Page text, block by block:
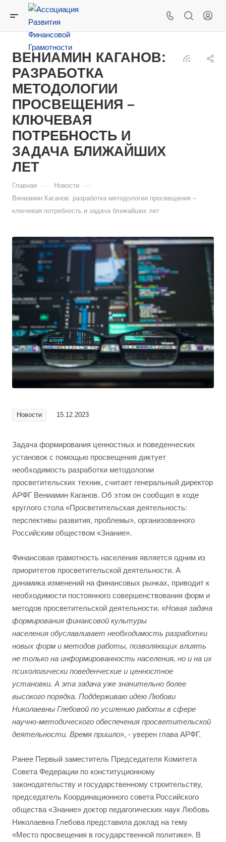
ВЕНИАМИН КАГАНОВ:
РАЗРАБОТКА
МЕТОДОЛОГИИ
ПРОСВЕЩЕНИЯ –
КЛЮЧЕВАЯ
ПОТРЕБНОСТЬ И
ЗАДАЧА БЛИЖАЙШИХ
ЛЕТ
Главная — Новости —
Вениамин Каганов: разработка методологии просвещения –
ключевая потребность и задача ближайших лет
Новости 15.12.2023
Задача формирования ценностных и поведенческих
установок с помощью просвещения диктует
необходимость разработки методологии
просветительских техник, считает генеральный директор
АРФГ Вениамин Каганов. Об этом он сообщил в ходе
круглого стола «Просветительская деятельность:
перспективы развития, проблемы», организованного
Российским обществом «Знание».
Финансовая грамотность населения является одним из
приоритетов просветительской деятельности. А
динамика изменений на финансовых рынках, приводит к
необходимости постоянного совершенствования форм и
методов просветительской деятельности. «Новая задача
формирования финансовой культуры
населения обуславливает необходимость разработки
новых форм и методов работы, позволяющих влиять
не только на информированность населения, но и на их
психологически поведенческие и ценностное
установки. А эта задача уже значительно более
высокого порядка. Поддерживаю идею Любови
Николаевны Глебовой по усилению работы в сфере
научно-методического обеспечения просветительской
деятельности. Время пришло», - уверен глава АРФГ.
Ранее Первый заместитель Председателя Комитета
Совета Федерации по конституционному
законодательству и государственному строительству,
председатель Координационного совета Российского
общества «Знание» доктор педагогических наук Любовь
Николаевна Глебова представила доклад на тему
«Место просвещения в государственной политике». В